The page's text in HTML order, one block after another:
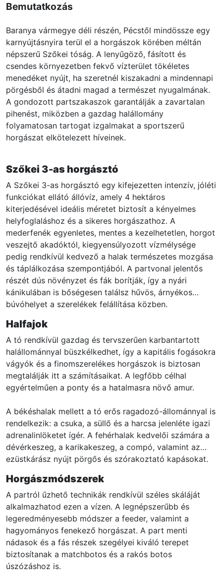
Bemutatkozás
Baranya vármegye déli részén, Pécstől mindössze egy
karnyújtásnyira terül el a horgászok körében méltán
népszerű Szőkei tóság. A lenyűgöző, fásított és
csendes környezetben fekvő vízterület tökéletes
menedéket nyújt, ha szeretnél kiszakadni a mindennapi
pörgésből és átadni magad a természet nyugalmának.
A gondozott partszakaszok garantálják a zavartalan
pihenést, miközben a gazdag halállomány
folyamatosan tartogat izgalmakat a sportszerű
horgászat elkötelezett híveinek.
Szőkei 3-as horgásztó
A Szőkei 3-as horgásztó egy kifejezetten intenzív, jóléti
funkciókat ellátó állóvíz, amely 4 hektáros
kiterjedésével ideális méretet biztosít a kényelmes
helyfoglaláshoz és a sikeres horgászathoz. A
mederfenék egyenletes, mentes a kezelhetetlen, horgot
veszejtő akadóktól, kiegyensúlyozott vízmélysége
pedig rendkívül kedvező a halak természetes mozgása
és táplálkozása szempontjából. A partvonal jelentős
részét dús növényzet és fák borítják, így a nyári
kánikulában is bőségesen találsz hűvös, árnyékos
búvóhelyet a szerelékek felállítása közben.
Halfajok
A tó rendkívül gazdag és tervszerűen karbantartott
halállománnyal büszkélkedhet, így a kapitális fogásokra
vágyók és a finomszerelékes horgászok is biztosan
megtalálják itt a számításaikat. A legfőbb célhal
egyértelműen a ponty és a hatalmasra növő amur.
A békéshalak mellett a tó erős ragadozó-állománnyal is
rendelkezik: a csuka, a süllő és a harcsa jelenléte igazi
adrenalinlöketet ígér. A fehérhalak kedvelői számára a
dévérkeszeg, a karikakeszeg, a compó, valamint az
ezüstkárász nyújt pörgős és szórakoztató kapásokat.
Horgászmódszerek
A partról űzhető technikák rendkívül széles skáláját
alkalmazhatod ezen a vízen. A legnépszerűbb és
legeredményesebb módszer a feeder, valamint a
hagyományos fenekező horgászat. A part menti
nádasok és a fás részek szegélyei kiváló terepet
biztosítanak a matchbotos és a rakós botos
úszózáshoz is.